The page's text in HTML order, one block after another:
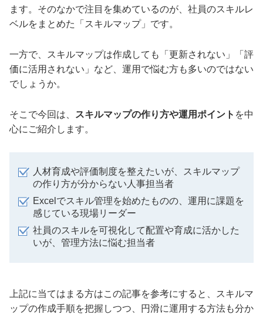
ます。そのなかで注目を集めているのが、社員のスキルレ
ベルをまとめた「スキルマップ」です。
一方で、スキルマップは作成しても「更新されない」「評
価に活用されない」など、運用で悩む方も多いのではない
でしょうか。
そこで今回は、 スキルマップの作り方や運用ポイント を中
心にご紹介します。
人材育成や評価制度を整えたいが、スキルマップ
の作り方が分からない人事担当者
Excelでスキル管理を始めたものの、運用に課題を
感じている現場リーダー
社員のスキルを可視化して配置や育成に活かした
いが、管理方法に悩む担当者
上記に当てはまる方はこの記事を参考にすると、スキルマ
ップの作成手順を把握しつつ、円滑に運用する方法も分か